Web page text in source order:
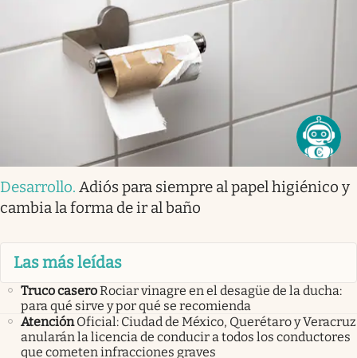
Desarrollo. Adiós para siempre al papel higiénico y
cambia la forma de ir al baño
Las más leídas
Truco caseroRociar vinagre en el desagüe de la ducha:
para qué sirve y por qué se recomienda
Atención Oficial: Ciudad de México, Querétaro y Veracruz
anularán la licencia de conducir a todos los conductores
que cometen infracciones graves